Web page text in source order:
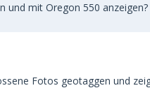
und mit Oregon 550 anzeigen?
Fotos geotaggen und